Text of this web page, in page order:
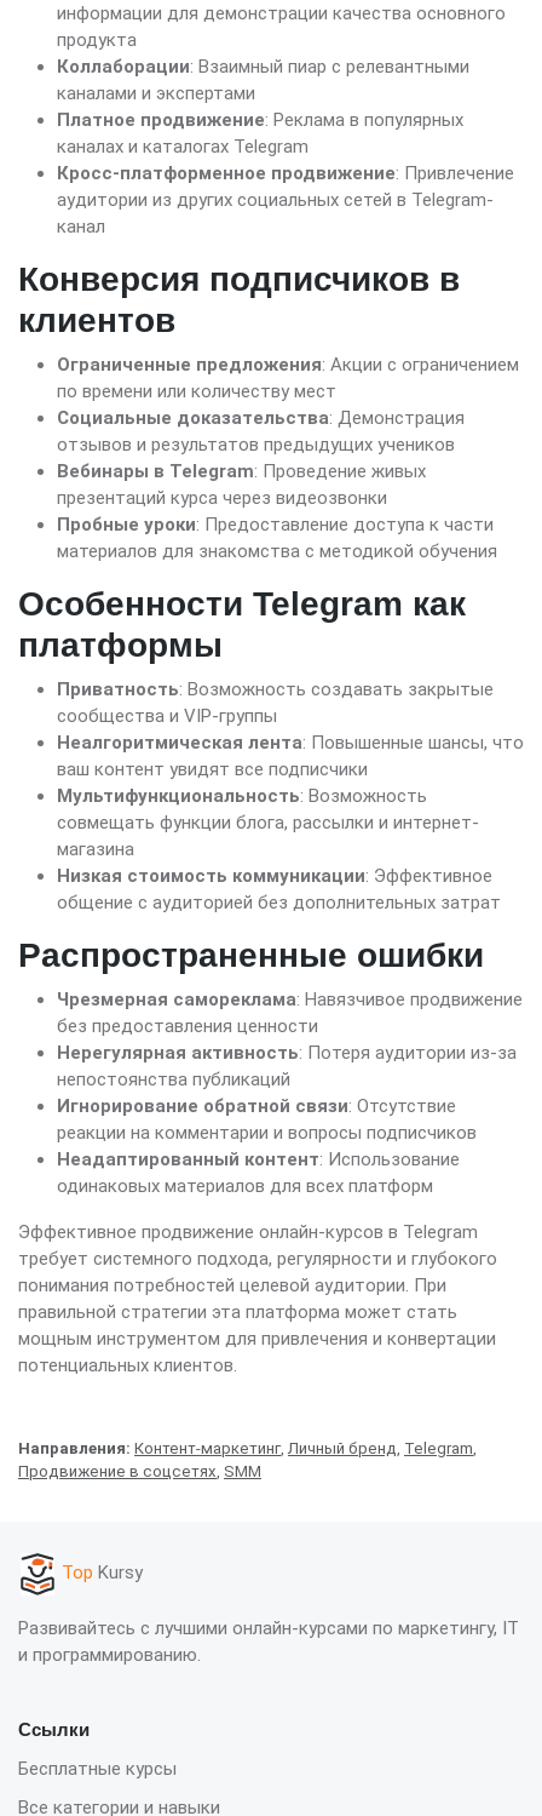
информации для демонстрации качества основного
продукта
Коллаборации: Взаимный пиар с релевантными
каналами и экспертами
Платное продвижение: Реклама в популярных
каналах и каталогах Telegram
Кросс-платформенное продвижение: Привлечение
аудитории из других социальных сетей в Telegram-
канал
Конверсия подписчиков в
клиентов
Ограниченные предложения: Акции с ограничением
по времени или количеству мест
Социальные доказательства: Демонстрация
отзывов и результатов предыдущих учеников
Вебинары в Telegram: Проведение живых
презентаций курса через видеозвонки
Пробные уроки: Предоставление доступа к части
материалов для знакомства с методикой обучения
Особенности Telegram как
платформы
Приватность: Возможность создавать закрытые
сообщества и VIP-группы
Неалгоритмическая лента: Повышенные шансы, что
ваш контент увидят все подписчики
Мультифункциональность: Возможность
совмещать функции блога, рассылки и интернет-
магазина
Низкая стоимость коммуникации: Эффективное
общение с аудиторией без дополнительных затрат
Распространенные ошибки
Чрезмерная самореклама: Навязчивое продвижение
без предоставления ценности
Нерегулярная активность: Потеря аудитории из-за
непостоянства публикаций
Игнорирование обратной связи: Отсутствие
реакции на комментарии и вопросы подписчиков
Неадаптированный контент: Использование
одинаковых материалов для всех платформ
Эффективное продвижение онлайн-курсов в Telegram
требует системного подхода, регулярности и глубокого
понимания потребностей целевой аудитории. При
правильной стратегии эта платформа может стать
мощным инструментом для привлечения и конвертации
потенциальных клиентов.
Направления: Контент-маркетинг, Личный бренд, Telegram,
Продвижение в соцсетях, SMM
Top Kursy
Развивайтесь с лучшими онлайн-курсами по маркетингу, IT
и программированию.
Ссылки
Бесплатные курсы
Все категории и навыки